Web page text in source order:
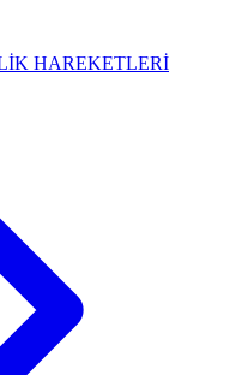
HAREKETLERİ